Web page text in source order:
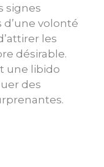
signes
d’une volonté
les
désirable.
une libido
des